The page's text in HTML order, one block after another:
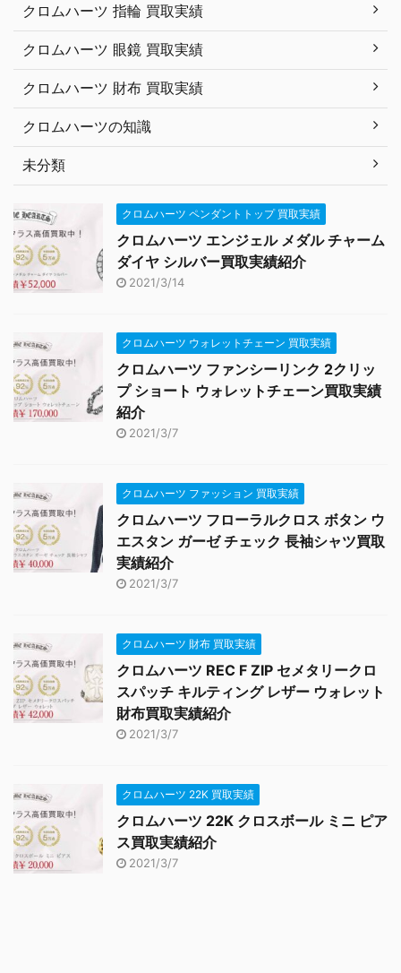
クロムハーツ 指輪 買取実績
クロムハーツ 眼鏡 買取実績
クロムハーツ 財布 買取実績
クロムハーツの知識
未分類
クロムハーツ ペンダントトップ 買取実績
クロムハーツ エンジェル メダル チャーム
ダイヤ シルバー買取実績紹介
2021/3/14
クロムハーツ ウォレットチェーン 買取実績
クロムハーツ ファンシーリンク 2クリッ
プ ショート ウォレットチェーン買取実績
紹介
2021/3/7
クロムハーツ ファッション 買取実績
クロムハーツ フローラルクロス ボタン ウ
エスタン ガーゼ チェック 長袖シャツ買取
実績紹介
2021/3/7
クロムハーツ 財布 買取実績
クロムハーツ REC F ZIP セメタリークロ
スパッチ キルティング レザー ウォレット
財布買取実績紹介
2021/3/7
クロムハーツ 22K 買取実績
クロムハーツ 22K クロスボール ミニ ピア
ス買取実績紹介
2021/3/7